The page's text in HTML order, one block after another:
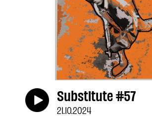
Substitute #57
21.10.2024